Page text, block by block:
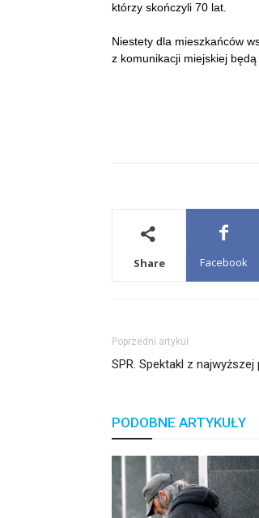
którzy skończyli 70 lat.
Niestety dla mieszkańców
z komunikacji miejskiej
Share Facebook
Poprzedni artykuł
SPR. Spektakl z najwyższej
PODOBNE ARTYKUŁY